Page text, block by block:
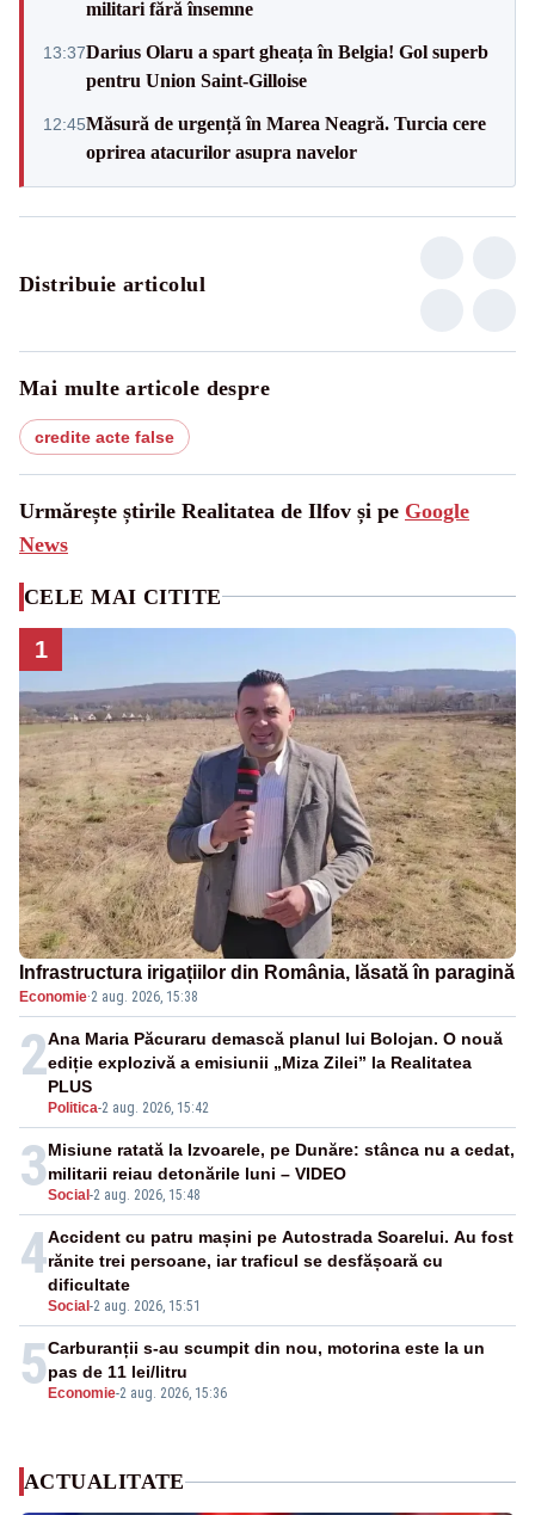
militari fără însemne
13:37Darius Olaru a spart gheața în Belgia! Gol superb
pentru Union Saint-Gilloise
12:45Măsură de urgență în Marea Neagră. Turcia cere
oprirea atacurilor asupra navelor
Distribuie articolul
Mai multe articole despre
credite acte false
Urmărește știrile Realitatea de Ilfov și pe Google
News
CELE MAI CITITE
1
Infrastructura irigațiilor din România, lăsată în paragină
Economie·2 aug. 2026, 15:38
2
Politica-2 aug. 2026, 15:42
Ana Maria Păcuraru demască planul lui Bolojan. O nouă
ediție explozivă a emisiunii „Miza Zilei” la Realitatea
PLUS
3Social -2 aug. 2026, 15:48
Misiune ratată la Izvoarele, pe Dunăre: stânca nu a cedat,
militarii reiau detonările luni – VIDEO
4
Social -2 aug. 2026, 15:51
Accident cu patru mașini pe Autostrada Soarelui. Au fost
rănite trei persoane, iar traficul se desfășoară cu
dificultate
5 Economie-2 aug. 2026, 15:36
Carburanții s-au scumpit din nou, motorina este la un
pas de 11 lei/litru
ACTUALITATE